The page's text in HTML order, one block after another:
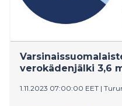
verokädenjälki 3,6
1.11.2023 07:00:00 EET |